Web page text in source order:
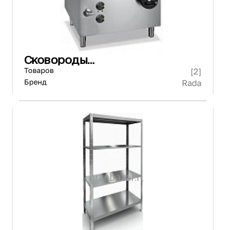
Сковороды
опрокидывающиеся
Товаров [2]
Бренд Rada